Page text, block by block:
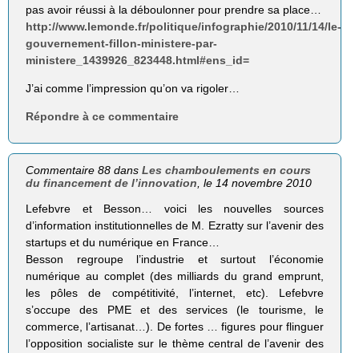
pas avoir réussi à la déboulonner pour prendre sa place…
http://www.lemonde.fr/politique/infographie/2010/11/14/le-
gouvernement-fillon-ministere-par-
ministere_1439926_823448.html#ens_id=
J’ai comme l’impression qu’on va rigoler…
Répondre à ce commentaire
Commentaire 88 dansLes chamboulements en cours
du financement de l’innovation , le 14 novembre 2010
Lefebvre et Besson… voici les nouvelles sources
d’information institutionnelles de M. Ezratty sur l’avenir des
startups et du numérique en France…
Besson regroupe l’industrie et surtout l’économie
numérique au complet (des milliards du grand emprunt,
les pôles de compétitivité, l’internet, etc). Lefebvre
s’occupe des PME et des services (le tourisme, le
commerce, l’artisanat…). De fortes … figures pour flinguer
l’opposition socialiste sur le thème central de l’avenir des